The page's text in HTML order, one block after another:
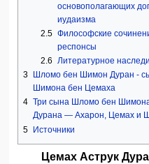
основополагающих
иудаизма
2.5 Философские
респонсы
2.6 Литературное
3
Шломо бен Шимон Дуран -
Шимона бен Цемаха
4 Три сына Шломо бен
Дурана — Ахарон, Цемах и
5 Источники
Цемах Аструк